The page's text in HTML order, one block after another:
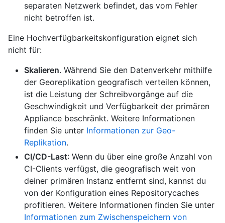
separaten Netzwerk befindet, das vom Fehler
nicht betroffen ist.
Eine Hochverfügbarkeitskonfiguration eignet sich
nicht für:
Skalieren. Während Sie den Datenverkehr mithilfe
der Georeplikation geografisch verteilen können,
ist die Leistung der Schreibvorgänge auf die
Geschwindigkeit und Verfügbarkeit der primären
Appliance beschränkt. Weitere Informationen
finden Sie unter Informationen zur Geo-
Replikation.
CI/CD-Last: Wenn du über eine große Anzahl von
CI-Clients verfügst, die geografisch weit von
deiner primären Instanz entfernt sind, kannst du
von der Konfiguration eines Repositorycaches
profitieren. Weitere Informationen finden Sie unter
Informationen zum Zwischenspeichern von